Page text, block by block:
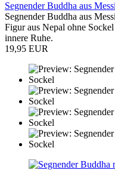
Segnender Buddha aus
Segnender Buddha aus
Figur aus Nepal ohne
innere Ruhe.
19,95 EUR